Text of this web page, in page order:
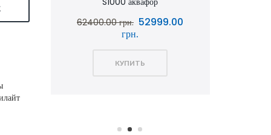
62400.00 грн. 52999.00
грн.
КУПИТЬ